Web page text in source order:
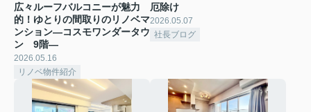
広々ルーフバルコニーが魅力
的！ゆとりの間取りのリノベマ
ンション―コスモワンダータウ
ン 9階―
2026.05.16
リノベ物件紹介
厄除け
2026.05.07
社長ブログ